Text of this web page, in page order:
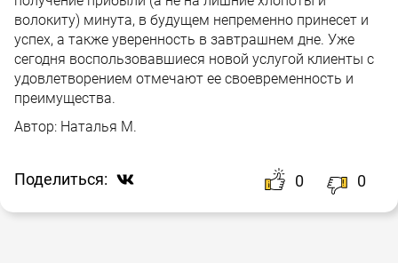
волокиту) минута, в будущем непременно принесет и
успех, а также уверенность в завтрашнем дне. Уже
сегодня воспользовавшиеся новой услугой клиенты с
удовлетворением отмечают ее своевременность и
преимущества.
Автор: Наталья М.
Поделиться: 0 0